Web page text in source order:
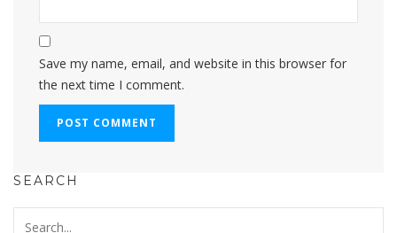
Save my name, email, and website in this browser for
the next time I comment.
SEARCH